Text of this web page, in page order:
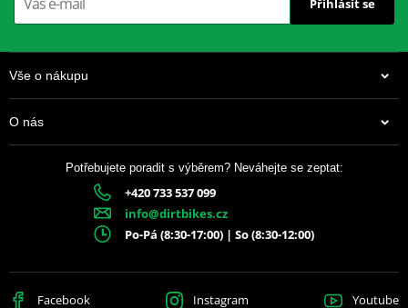
Přihlásit se
Vše o nákupu
O nás
Potřebujete poradit s výběrem? Neváhejte se zeptat:
+420 733 537 099
info@dirtbikes.cz
Po-Pá (8:30-17:00) | So (8:30-12:00)
Facebook Instagram Youtube